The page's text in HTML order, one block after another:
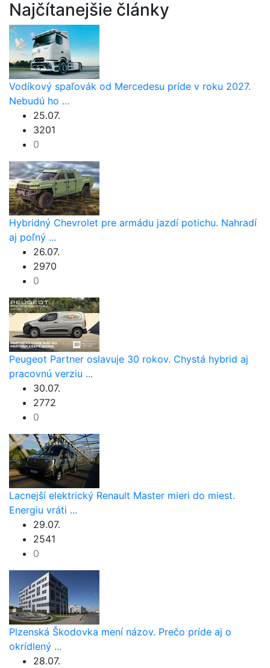
Najčítanejšie články
Vodíkový spaľovák od Mercedesu príde v roku 2027.
Nebudú ho ...
25.07.
3201
0
Hybridný Chevrolet pre armádu jazdí potichu. Nahradí
aj poľný ...
26.07.
2970
0
Peugeot Partner oslavuje 30 rokov. Chystá hybrid aj
pracovnú verziu ...
30.07.
2772
0
Lacnejší elektrický Renault Master mieri do miest.
Energiu vráti ...
29.07.
2541
0
Plzenská Škodovka mení názov. Prečo príde aj o
okrídlený ...
28.07.